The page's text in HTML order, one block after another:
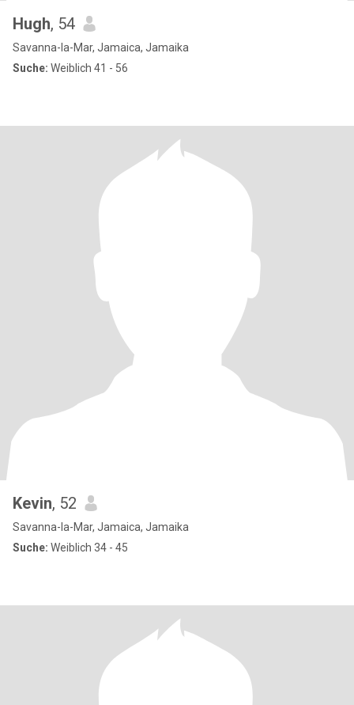
Hugh, 54
Savanna-la-Mar, Jamaica, Jamaika
Suche: Weiblich 41 - 56
Kevin, 52
Savanna-la-Mar, Jamaica, Jamaika
Suche: Weiblich 34 - 45